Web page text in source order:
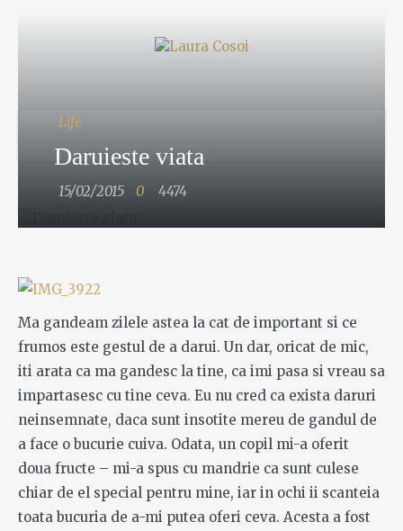
Life
Daruieste viata
15/02/2015 0 4474
Ma gandeam zilele astea la cat de important si ce
frumos este gestul de a darui. Un dar, oricat de mic,
iti arata ca ma gandesc la tine, ca imi pasa si vreau sa
impartasesc cu tine ceva. Eu nu cred ca exista daruri
neinsemnate, daca sunt insotite mereu de gandul de
a face o bucurie cuiva. Odata, un copil mi-a oferit
doua fructe – mi-a spus cu mandrie ca sunt culese
chiar de el special pentru mine, iar in ochi ii scanteia
toata bucuria de a-mi putea oferi ceva. Acesta a fost